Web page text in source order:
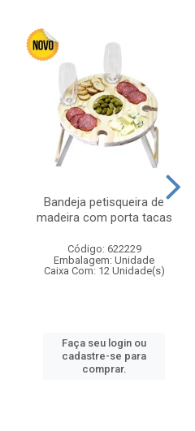
Bandeja petisqueira de
madeira com porta tacas
Código: 622229
Embalagem: Unidade
Caixa Com: 12 Unidade(s)
Faça seu login ou
cadastre-se para
comprar.